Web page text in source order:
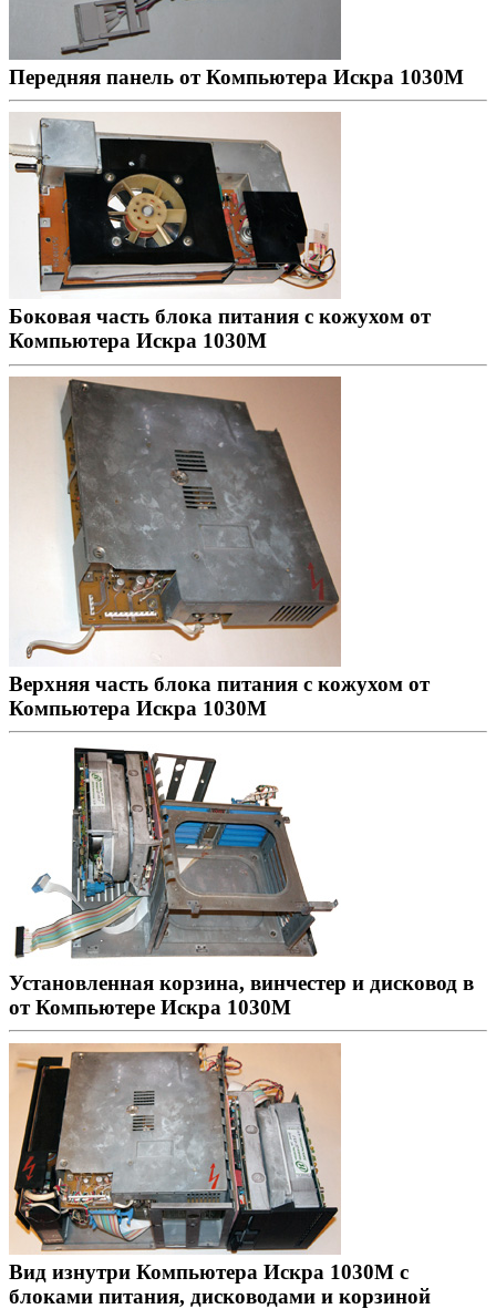
Передняя панель от Компьютера Искра 1030М
Боковая часть блока питания с кожухом от
Компьютера Искра 1030М
Верхняя часть блока питания с кожухом от
Компьютера Искра 1030М
Установленная корзина, винчестер и дисковод в
от Компьютере Искра 1030М
Вид изнутри Компьютера Искра 1030М с
блоками питания, дисководами и корзиной